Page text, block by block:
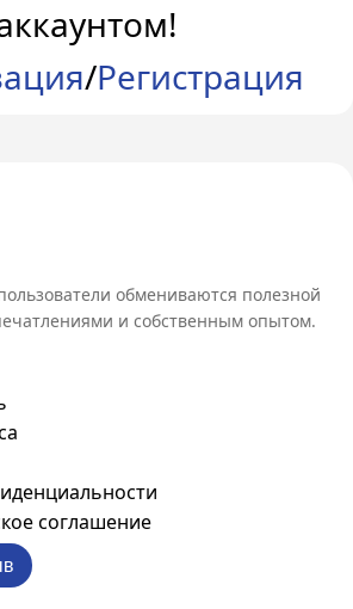
/Регистрация
обмениваются полезной
и собственным опытом.
соглашение